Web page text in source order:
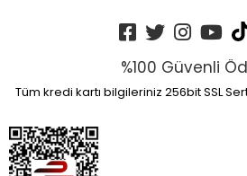
%100 Güvenli
Tüm kredi kartı bilgileriniz 256bit SSL